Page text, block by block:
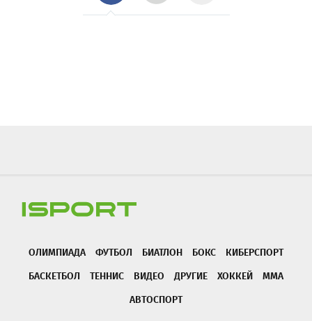
ОЛИМПИАДА ФУТБОЛ БИАТЛОН БОКС
КИБЕРСПОРТ
БАСКЕТБОЛ
ТЕННИС ВИДЕО ДРУГИЕ ХОККЕЙ
ММА
АВТОСПОРТ